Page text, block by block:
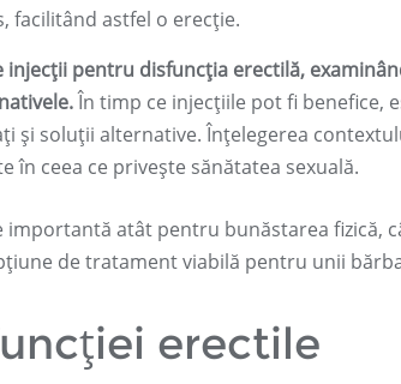
facilitând astfel o erecție.
pentru disfuncția erectilă,
În timp ce injecțiile pot fi benefice,
și soluții alternative. Înțelegerea
în ceea ce privește sănătatea sexuală.
atât pentru bunăstarea fizică,
de tratament viabilă pentru unii
erectile